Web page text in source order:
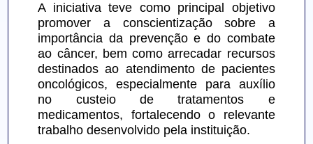
A iniciativa teve como principal objetivo
promover a conscientização sobre a
importância da prevenção e do combate
ao câncer, bem como arrecadar recursos
destinados ao atendimento de pacientes
oncológicos, especialmente para auxílio
no custeio de tratamentos e
medicamentos, fortalecendo o relevante
trabalho desenvolvido pela instituição.